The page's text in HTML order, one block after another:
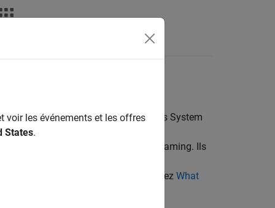
toolboxes (toolboxes contenant des System
et de traiter des données en streaming. Ils
aux System objects, consultez What
voir les événements et les offres
States.